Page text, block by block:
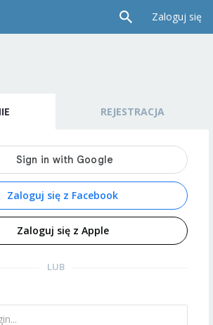
Zaloguj się
REJESTRACJA
Zaloguj się z Facebook
Zaloguj się z Apple
LUB